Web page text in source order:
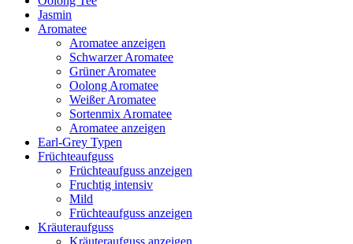
Jasmin
Aromatee
Aromatee anzeigen
Schwarzer Aromatee
Grüner Aromatee
Oolong Aromatee
Weißer Aromatee
Sortenmix Aromatee
Aromatee anzeigen
Earl-Grey Typen
Früchteaufguss
Früchteaufguss anzeigen
Fruchtig intensiv
Mild
Früchteaufguss anzeigen
Kräuteraufguss
Kräuteraufguss anzeigen